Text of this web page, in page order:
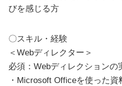
びを感じる方
〇スキル・経験
＜Webディレクター＞
必須：Webディレクションの
・Microsoft Officeを使った資